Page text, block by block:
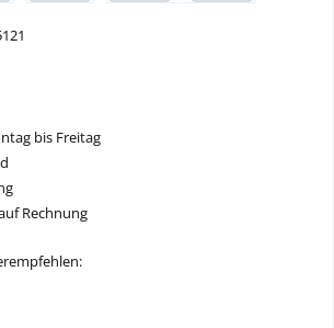
bis Freitag
Rechnung